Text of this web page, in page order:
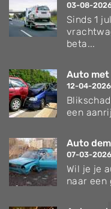
03-08-
Sinds 1
beta...
Auto met
12-04-2026
een
Auto
07-03-2026
Wil je je
naar een